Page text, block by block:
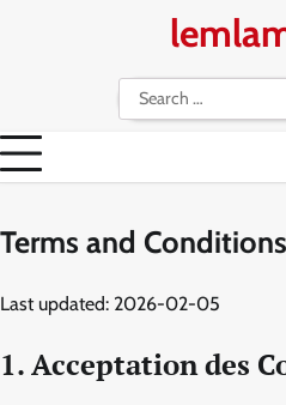
Search
for:
Terms and Conditions
Last updated: 2026-02-05
1. Acceptation des